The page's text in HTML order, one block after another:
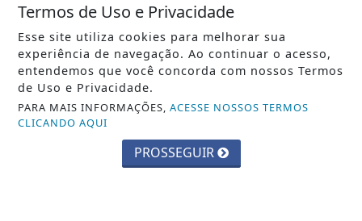
AGITA BRASIL- TODOS OS DIREITOS RESERVADOS.
Termos de Uso e Privacidade
Esse site utiliza cookies para melhorar sua
experiência de navegação. Ao continuar o acesso,
entendemos que você concorda com nossos Termos
de Uso e Privacidade.
PARA MAIS INFORMAÇÕES,ACESSE NOSSOS TERMOS
CLICANDO AQUI
PROSSEGUIR
(Responsabilidade pelo conteúdo) As ideias e opiniões
expressas em cada matéria publicada são de exclusiva